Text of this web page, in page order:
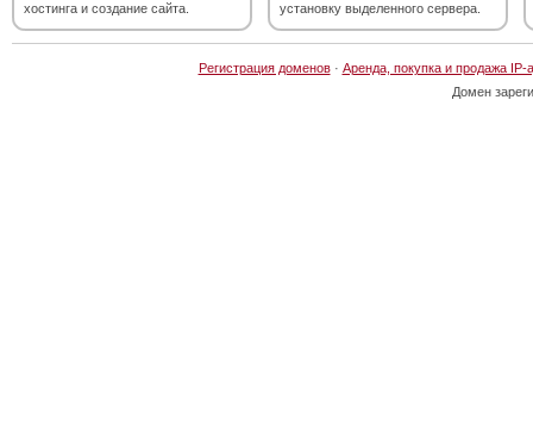
хостинга и создание сайта.
установку выделенного сервера.
Регистрация доменов· Аренда, покупка и продажа IP-
Домен